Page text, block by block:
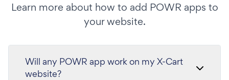
Learn more about how to add POWR apps to
your website.
Will any POWR app work on my X-Cart
website?